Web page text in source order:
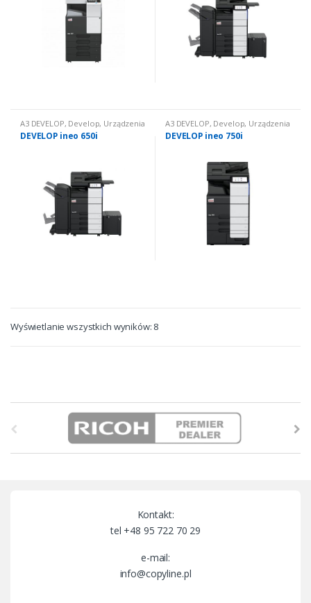
A3 DEVELOP, Develop, Urządzenia
wielofunkcyjne nowe Urządzenia
wielofunkcyjne nowe: czarno
DEVELOP ineo 650i
A3 DEVELOP, Develop, Urządzenia
wielofunkcyjne nowe Urządzenia
wielofunkcyjne nowe: czarno
DEVELOP ineo 750i
Wyświetlanie wszystkich wyników: 8
Kontakt:
tel +48 95 722 70 29
e-mail:
info@copyline.pl